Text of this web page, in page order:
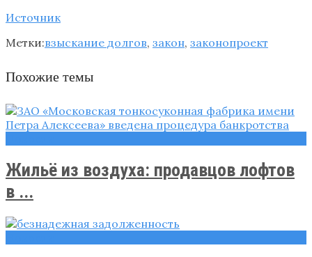
Источник
Метки:взыскание долгов, закон, законопроект
Похожие темы
Жильё из воздуха: продавцов лофтов
в ...